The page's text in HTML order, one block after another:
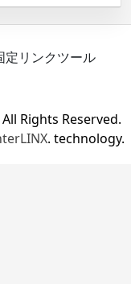
定リンクツール
All Rights Reserved.
. technology.